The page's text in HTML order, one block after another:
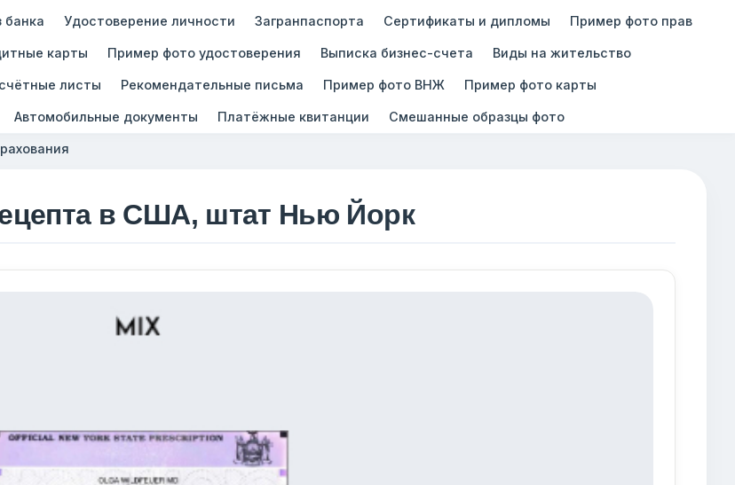
банка Удостоверение личности Загранпаспорта Сертификаты и дипломы Пример фото прав
карты Пример фото удостоверения Выписка бизнес-счета Виды на жительство
листы Рекомендательные письма Пример фото ВНЖ Пример фото карты
Автомобильные документы Платёжные квитанции Смешанные образцы фото
в США, штат Нью Йорк